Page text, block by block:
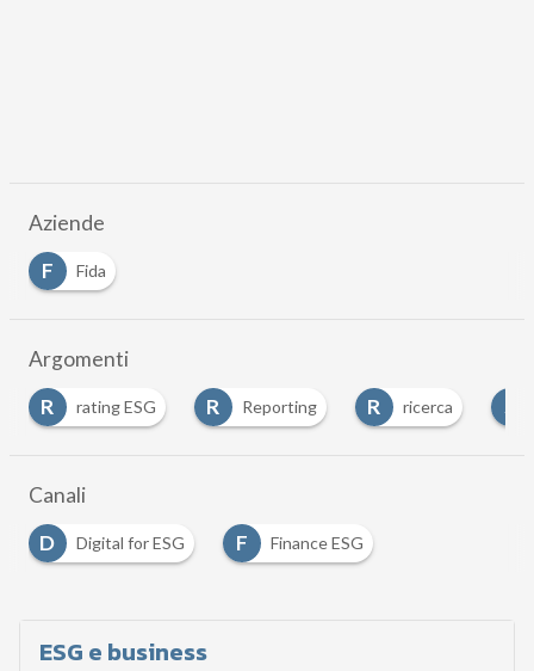
Aziende
F
Fida
Argomenti
R
rating ESG R Reporting R ricerca S
Canali
D
Digital for ESG F Finance ESG
ESG e business